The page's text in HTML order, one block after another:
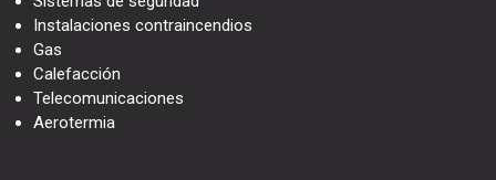
Instalaciones contraincendios
Gas
Calefacción
Telecomunicaciones
Aerotermia